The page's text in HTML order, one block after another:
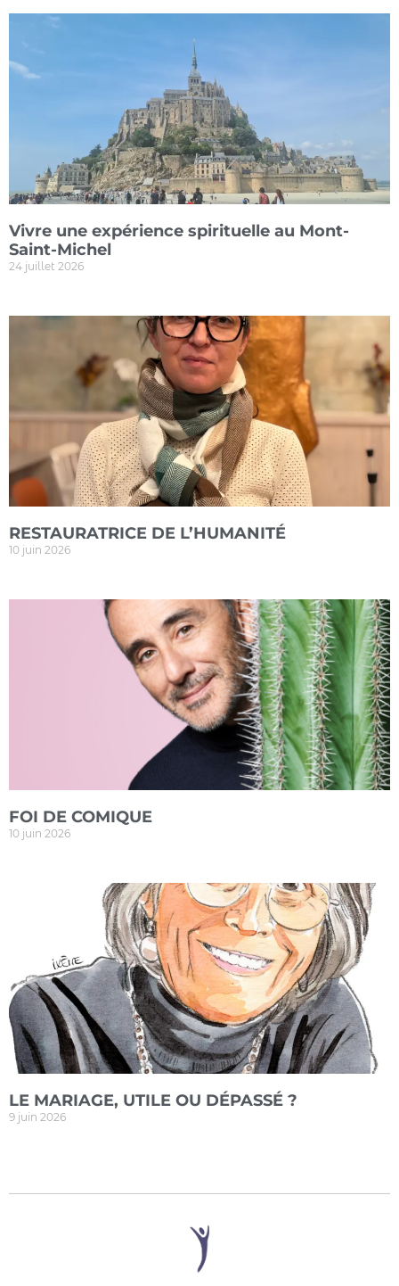
Vivre une expérience spirituelle au Mont-
Saint-Michel
24 juillet 2026
RESTAURATRICE DE L’HUMANITÉ
10 juin 2026
FOI DE COMIQUE
10 juin 2026
LE MARIAGE, UTILE OU DÉPASSÉ ?
9 juin 2026